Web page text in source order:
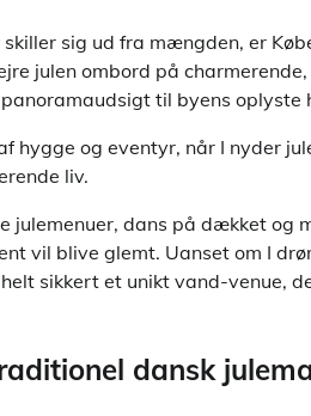
sig ud fra mængden, er
julen ombord på
til byens oplyste
og eventyr, når I nyder
liv.
julemenuer, dans på dækket og
vil blive glemt. Uanset om I
sikkert et unikt vand-venue,
dansk